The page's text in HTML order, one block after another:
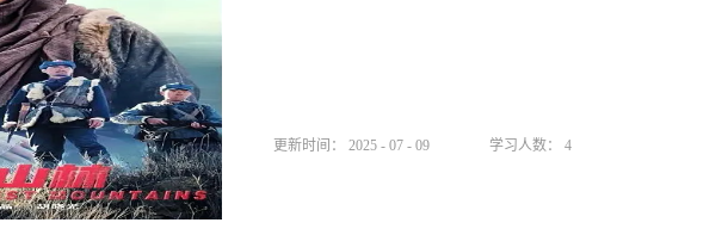
更新时间： 2025 - 07 - 09 学习人数： 4